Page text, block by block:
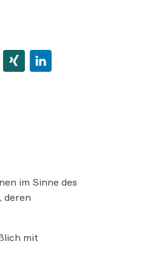
im Sinne des
deren
mit